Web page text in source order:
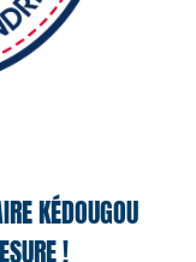
KÉDOUGOU
!